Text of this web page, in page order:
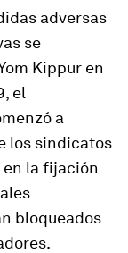
adversas
se
Kippur en
el
a
los sindicatos
la fijación
bloqueados